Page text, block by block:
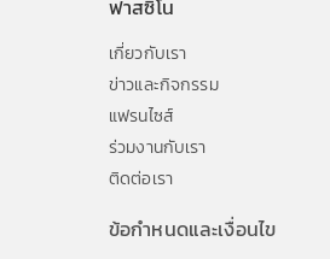
ฟาสซิโน
เกี่ยวกับเรา
ข่าวและกิจกรรม
แฟรนไซส์
ร่วมงานกับเรา
ติดต่อเรา
ข้อกำหนดและเงื่อนไข